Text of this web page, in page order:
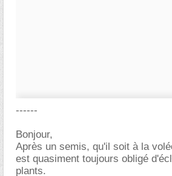
------
Bonjour,
Après un semis, qu'il soit à la
est quasiment toujours obligé
plants.